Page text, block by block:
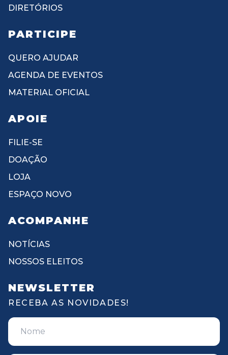
DIRETÓRIOS
PARTICIPE
QUERO AJUDAR
AGENDA DE EVENTOS
MATERIAL OFICIAL
APOIE
FILIE-SE
DOAÇÃO
LOJA
ESPAÇO NOVO
ACOMPANHE
NOTÍCIAS
NOSSOS ELEITOS
NEWSLETTER
RECEBA AS NOVIDADES!